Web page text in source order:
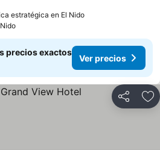
estratégica en El Nido
precios exactos
Ver precios
Compartir